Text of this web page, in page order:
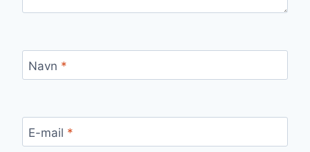
Navn *
E-mail *